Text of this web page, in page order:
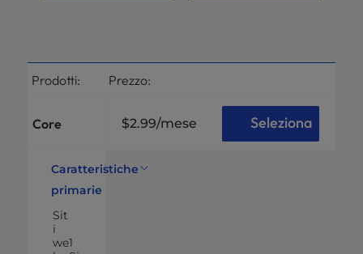
Prodotti: Prezzo:
Core $2.99/mese Seleziona
Caratteristiche
primarie
Sit
i
we1